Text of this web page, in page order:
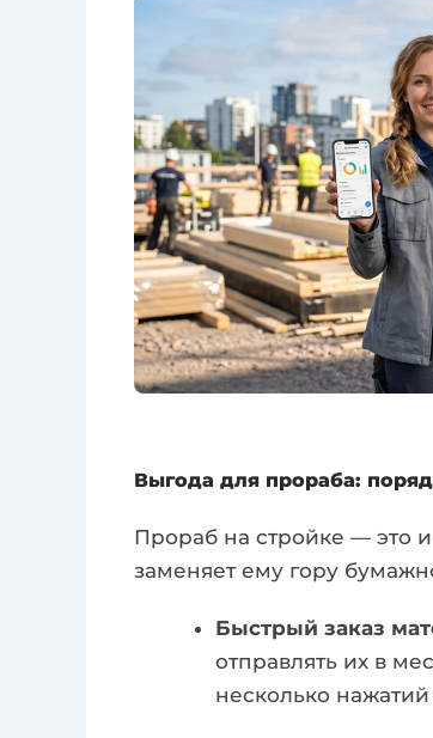
Выгода для прораба:
Прораб на стройке — это
заменяет ему гору
Быстрый заказ
отправлять их в
несколько